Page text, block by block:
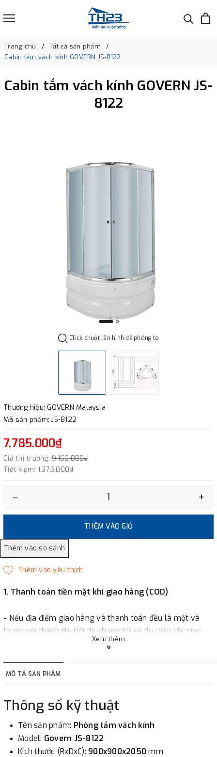
Trang chủ
Tất cả sản phẩm
Cabin tắm vách kính GOVERN JS-8122
Cabin tắm vách kính GOVERN JS-
8122
Click chuột lên hình để phóng to
Thương hiệu: GOVERN Malaysia
Mã sản phẩm: JS-8122
7.785.000₫
Giá thị trường: 9.160.000₫
Tiết kiệm: 1.375.000₫
– +
THÊM VÀO GIỎ
1. Thanh toán tiền mặt khi giao hàng (COD)
- Nếu địa điểm giao hàng và thanh toán đều là một và
thuộc nội thành Hà Nội thì chúng tôi sẽ thu tiền khi giao
hàng hoặc khách hàng đặt tiền trước một phần giá trị đơn
2. Thanh toán trực tiếp tại :
- Showroom Thanh HươngĐịa chỉ : 23 phố Cát Linh,
phường Cát Linh, quận Đống Đa, Hà Nội.
3. Chuyển khoản qua ngân hàng
Xem thêm
MÔ TẢ SẢN PHẨM
Thông số kỹ thuật
Tên sản phẩm: Phòng tắm vách kính
Model: Govern JS-8122
Kích thước (RxDxC): 900x900x2050 mm